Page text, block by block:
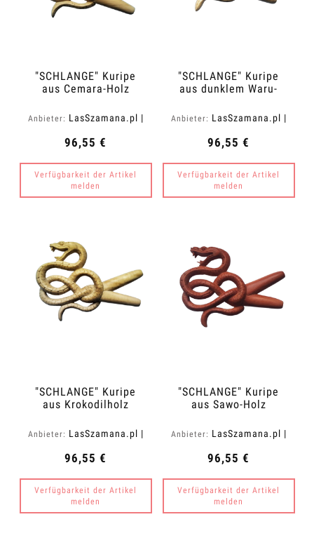
"SCHLANGE" Kuripe
aus Cemara-Holz
Anbieter: LasSzamana.pl |
96,55 €
Verfügbarkeit der Artikel
melden
"SCHLANGE" Kuripe
aus dunklem Waru-
melanoxylon)
Anbieter: LasSzamana.pl |
96,55 €
Verfügbarkeit der Artikel
melden
"SCHLANGE" Kuripe
aus Krokodilholz
Anbieter: LasSzamana.pl |
96,55 €
Verfügbarkeit der Artikel
melden
"SCHLANGE" Kuripe
aus Sawo-Holz
Anbieter: LasSzamana.pl |
96,55 €
Verfügbarkeit der Artikel
melden